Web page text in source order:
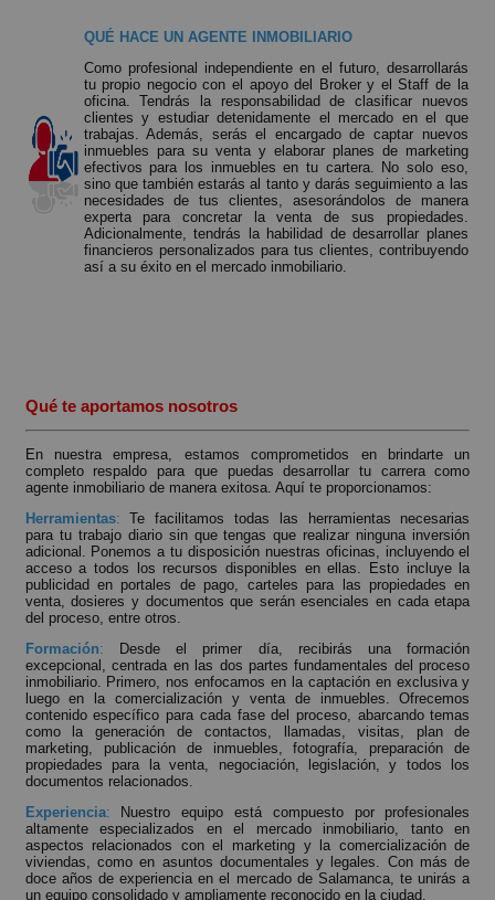
QUÉ HACE UN AGENTE INMOBILIARIO
Como profesional independiente en el futuro, desarrollarás
tu propio negocio con el apoyo del Broker y el Staff de la
oficina. Tendrás la responsabilidad de clasificar nuevos
clientes y estudiar detenidamente el mercado en el que
trabajas. Además, serás el encargado de captar nuevos
inmuebles para su venta y elaborar planes de marketing
efectivos para los inmuebles en tu cartera. No solo eso,
sino que también estarás al tanto y darás seguimiento a las
necesidades de tus clientes, asesorándolos de manera
experta para concretar la venta de sus propiedades.
Adicionalmente, tendrás la habilidad de desarrollar planes
financieros personalizados para tus clientes, contribuyendo
así a su éxito en el mercado inmobiliario.
Qué te aportamos nosotros
En nuestra empresa, estamos comprometidos en brindarte un
completo respaldo para que puedas desarrollar tu carrera como
agente inmobiliario de manera exitosa. Aquí te proporcionamos:
Herramientas: Te facilitamos todas las herramientas necesarias
para tu trabajo diario sin que tengas que realizar ninguna inversión
adicional. Ponemos a tu disposición nuestras oficinas, incluyendo el
acceso a todos los recursos disponibles en ellas. Esto incluye la
publicidad en portales de pago, carteles para las propiedades en
venta, dosieres y documentos que serán esenciales en cada etapa
del proceso, entre otros.
Formación: Desde el primer día, recibirás una formación
excepcional, centrada en las dos partes fundamentales del proceso
inmobiliario. Primero, nos enfocamos en la captación en exclusiva y
luego en la comercialización y venta de inmuebles. Ofrecemos
contenido específico para cada fase del proceso, abarcando temas
como la generación de contactos, llamadas, visitas, plan de
marketing, publicación de inmuebles, fotografía, preparación de
propiedades para la venta, negociación, legislación, y todos los
documentos relacionados.
Experiencia: Nuestro equipo está compuesto por profesionales
altamente especializados en el mercado inmobiliario, tanto en
aspectos relacionados con el marketing y la comercialización de
viviendas, como en asuntos documentales y legales. Con más de
doce años de experiencia en el mercado de Salamanca, te unirás a
un equipo consolidado y ampliamente reconocido en la ciudad.